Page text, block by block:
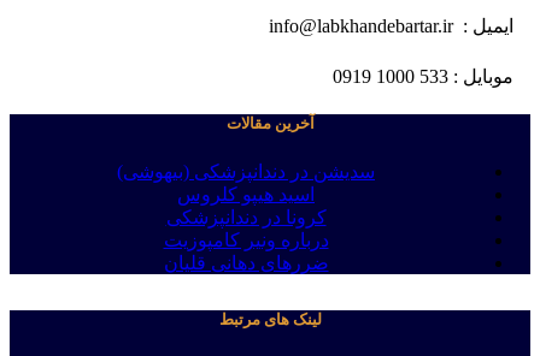
ایمیل : info@labkhandebartar.ir
موبایل : 533 1000 0919
آخرین مقالات
سدیشن در دندانپزشکی (بیهوشی)
اسید هیپو کلروس
کرونا در دندانپزشکی
درباره ونیر کامپوزیت
ضررهای دهانی قلیان
لینک های مرتبط